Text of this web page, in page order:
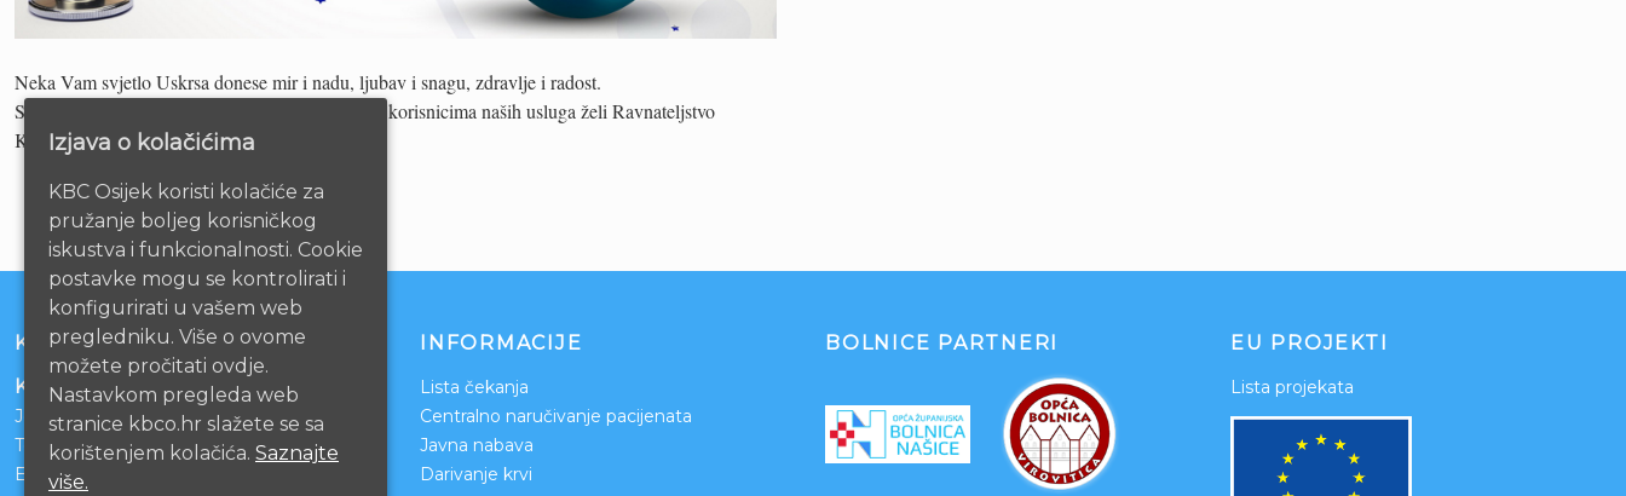
Neka Vam svjetlo Uskrsa donese mir i nadu, ljubav i snagu, zdravlje i radost.
Sretan i blagoslovljen Uskrs našim djelatnicima i korisnicima naših usluga želi Ravnateljstvo
Kliničkog bolničkog centra Osijek
KONTAKT
Klinički bolnički centar Osijek
Josipa Huttlera 4
Tel:
031/511-511
Email:ravnateljstvo@kbco.hr
INFORMACIJE
Lista čekanja
Centralno naručivanje pacijenata
Javna nabava
Darivanje krvi
BOLNICE PARTNERI EU PROJEKTI
Lista projekata
Izjava o kolačićima
KBC Osijek koristi kolačiće za
pružanje boljeg korisničkog
iskustva i funkcionalnosti. Cookie
postavke mogu se kontrolirati i
konfigurirati u vašem web
pregledniku. Više o ovome
možete pročitati ovdje.
Nastavkom pregleda web
stranice kbco.hr slažete se sa
korištenjem kolačića. Saznajte
više.